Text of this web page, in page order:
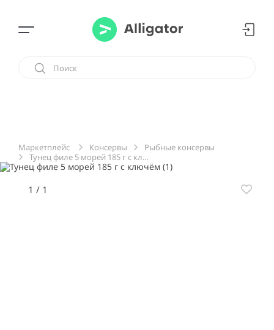
Маркетплейс Консервы
Рыбные консервы
Тунец филе 5 морей 185 г с ключём
1 / 1